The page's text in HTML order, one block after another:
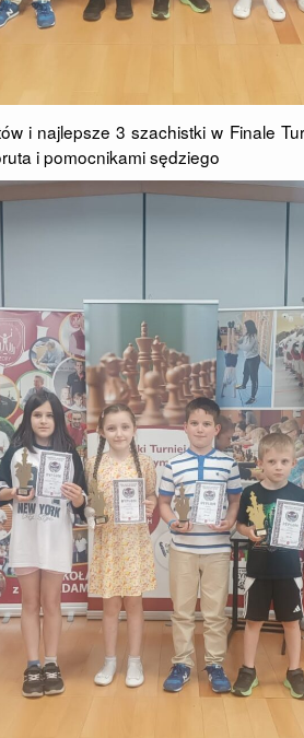
i najlepsze 3 szachistki w Finale
i pomocnikami sędziego